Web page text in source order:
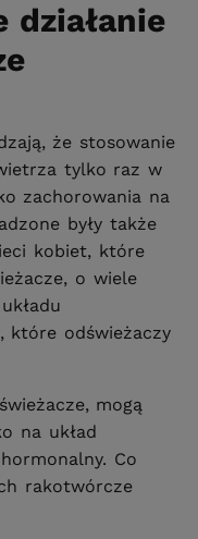
działanie
że stosowanie
tylko raz w
zachorowania na
były także
kobiet, które
o wiele
które odświeżaczy
mogą
na układ
Co
rakotwórcze